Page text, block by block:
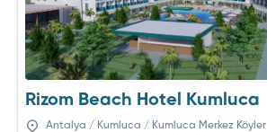
Rizom Beach Hotel Kumluca
Antalya / Kumluca / Kumluca Merkez Köyler